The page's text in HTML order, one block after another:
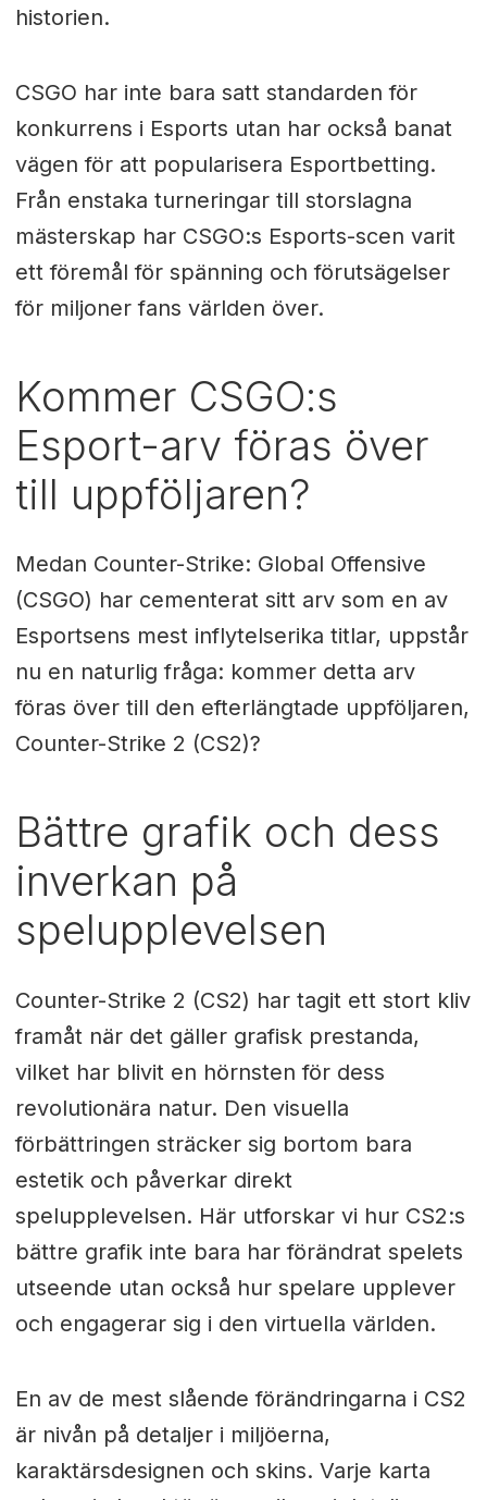
historien.
CSGO har inte bara satt standarden för
konkurrens i Esports utan har också banat
vägen för att popularisera Esportbetting.
Från enstaka turneringar till storslagna
mästerskap har CSGO:s Esports-scen varit
ett föremål för spänning och förutsägelser
för miljoner fans världen över.
Kommer CSGO:s
Esport-arv föras över
till uppföljaren?
Medan Counter-Strike: Global Offensive
(CSGO) har cementerat sitt arv som en av
Esportsens mest inflytelserika titlar, uppstår
nu en naturlig fråga: kommer detta arv
föras över till den efterlängtade uppföljaren,
Counter-Strike 2 (CS2)?
Bättre grafik och dess
inverkan på
spelupplevelsen
Counter-Strike 2 (CS2) har tagit ett stort kliv
framåt när det gäller grafisk prestanda,
vilket har blivit en hörnsten för dess
revolutionära natur. Den visuella
förbättringen sträcker sig bortom bara
estetik och påverkar direkt
spelupplevelsen. Här utforskar vi hur CS2:s
bättre grafik inte bara har förändrat spelets
utseende utan också hur spelare upplever
och engagerar sig i den virtuella världen.
En av de mest slående förändringarna i CS2
är nivån på detaljer i miljöerna,
karaktärsdesignen och skins. Varje karta